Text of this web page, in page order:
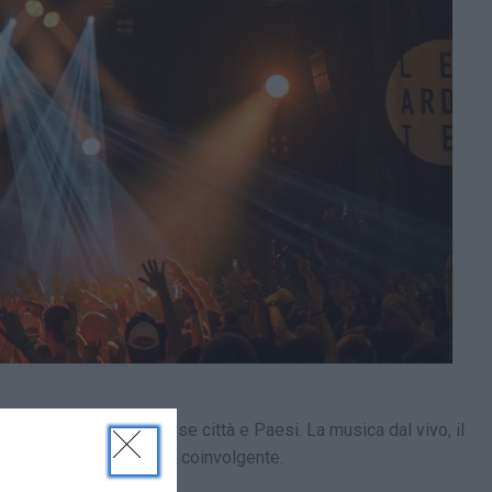
provenienti da diverse città e Paesi. La musica dal vivo, il
può essere molto coinvolgente.